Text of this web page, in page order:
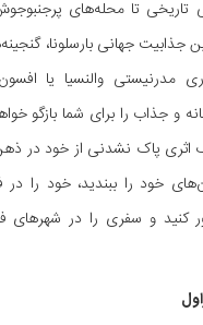
تاریخی تا محله‌های
جذابیت جهانی بارسلونا،
مدرنیستی والنسیا یا افسون
و جذاب را برای شما بازگو
پاک نشدنی از خود در
خود را ببندید، خود را
و سفری را در شهرهای